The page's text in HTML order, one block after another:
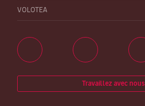
VOLOTEA
Travaillez avec nous